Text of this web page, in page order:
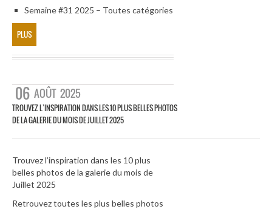
Semaine #31 2025 – Toutes catégories
PLUS
06 AOÛT 2025
TROUVEZ L’INSPIRATION DANS LES 10 PLUS BELLES PHOTOS
DE LA GALERIE DU MOIS DE JUILLET 2025
Trouvez l’inspiration dans les 10 plus
belles photos de la galerie du mois de
Juillet 2025
Retrouvez toutes les plus belles photos